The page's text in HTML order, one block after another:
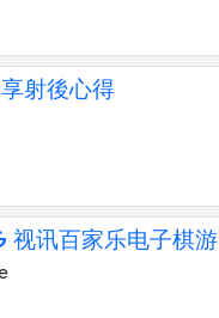
射後心得
视讯百家乐电子棋游